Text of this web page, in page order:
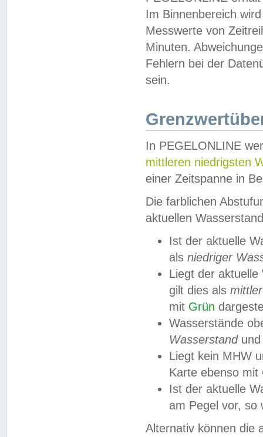
Im Binnenbereich
Messwerte von
Minuten.
Fehlern bei der
sein.
In PEGELONLINE
mittleren niedrigsten
einer Zeitspanne in
Die farblichen
aktuellen
Ist der aktuelle
als niedriger
Liegt der
gilt dies als
mit Grün
Wasserstände
Wasserstandund
Liegt kein MHW
Karte ebenso mit
Ist der aktuelle
am Pegel vor,
Alternativ können die